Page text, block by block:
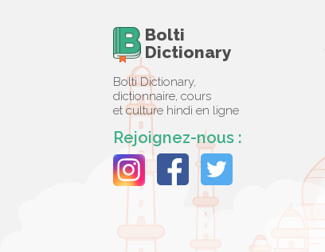
Bolti
Dictionary
Bolti Dictionary,
dictionnaire, cours
et culture hindi en ligne
Rejoignez-nous :